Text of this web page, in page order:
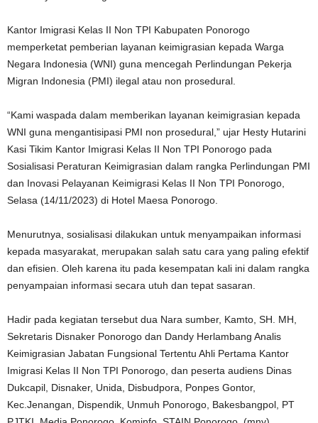
Kantor Imigrasi Kelas II Non TPI Kabupaten Ponorogo
memperketat pemberian layanan keimigrasian kepada Warga
Negara Indonesia (WNI) guna mencegah Perlindungan Pekerja
Migran Indonesia (PMI) ilegal atau non prosedural.
“Kami waspada dalam memberikan layanan keimigrasian kepada
WNI guna mengantisipasi PMI non prosedural,” ujar Hesty Hutarini
Kasi Tikim Kantor Imigrasi Kelas II Non TPI Ponorogo pada
Sosialisasi Peraturan Keimigrasian dalam rangka Perlindungan PMI
dan Inovasi Pelayanan Keimigrasi Kelas II Non TPI Ponorogo,
Selasa (14/11/2023) di Hotel Maesa Ponorogo.
Menurutnya, sosialisasi dilakukan untuk menyampaikan informasi
kepada masyarakat, merupakan salah satu cara yang paling efektif
dan efisien. Oleh karena itu pada kesempatan kali ini dalam rangka
penyampaian informasi secara utuh dan tepat sasaran.
Hadir pada kegiatan tersebut dua Nara sumber, Kamto, SH. MH,
Sekretaris Disnaker Ponorogo dan Dandy Herlambang Analis
Keimigrasian Jabatan Fungsional Tertentu Ahli Pertama Kantor
Imigrasi Kelas II Non TPI Ponorogo, dan peserta audiens Dinas
Dukcapil, Disnaker, Unida, Disbudpora, Ponpes Gontor,
Kec.Jenangan, Dispendik, Unmuh Ponorogo, Bakesbangpol, PT